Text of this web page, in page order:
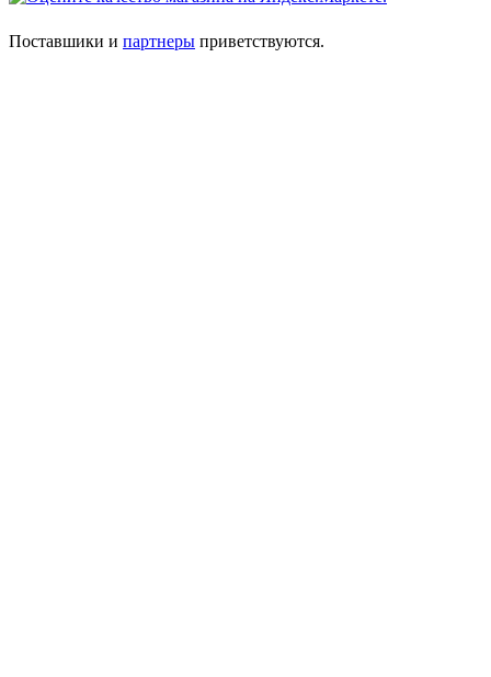
Поставшики и партнеры приветствуются.